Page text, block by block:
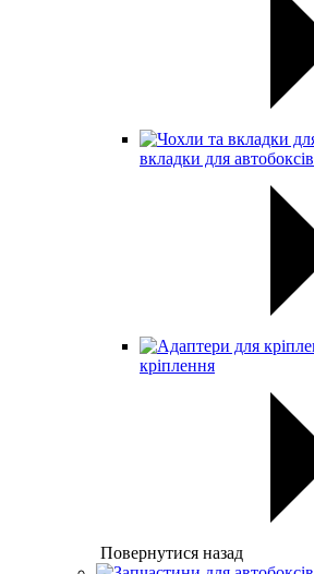
вкладки для автобоксів
кріплення
Повернутися назад